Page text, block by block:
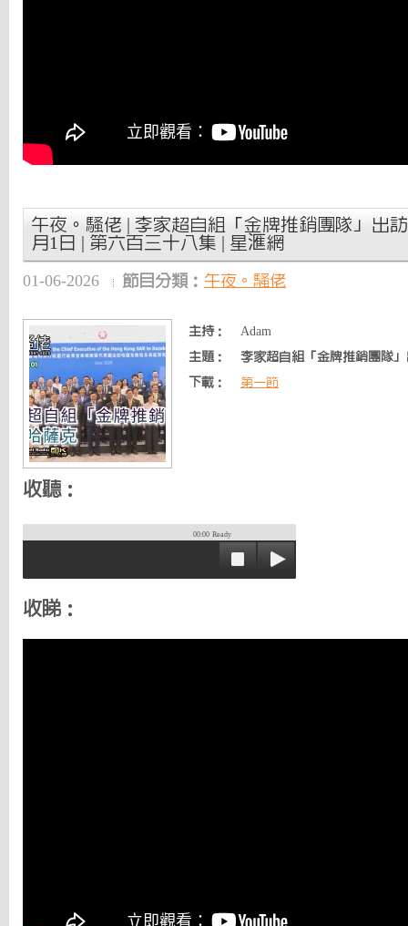
午夜。騷佬 | 李家超自組「金牌推銷團隊」出
月1日 | 第六百三十八集 | 星滙網
01-06-2026 節目分類： 午夜。騷佬
主持：
Adam
主題：
李家超自組「金牌推銷團隊
下載：
第一節
收聽：
00:00 Ready
收睇：